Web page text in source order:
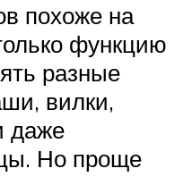
похоже на
функцию
разные
вилки,
даже
Но проще